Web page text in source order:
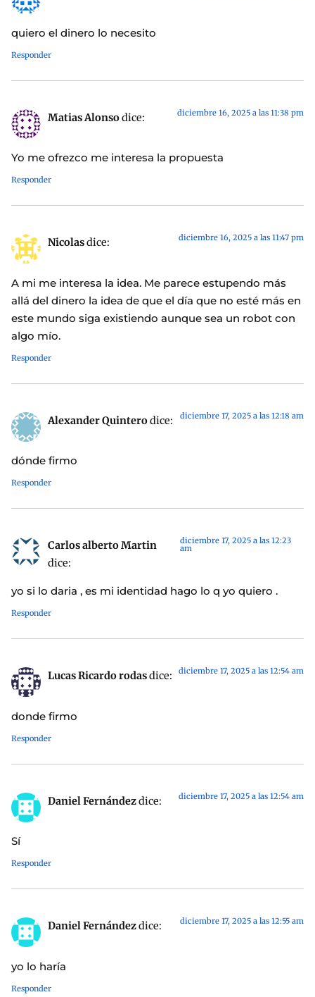
quiero el dinero lo necesito
Responder
Matias Alonsodice: diciembre 16, 2025 a las 11:38 pm
Yo me ofrezco me interesa la propuesta
Responder
Nicolasdice: diciembre 16, 2025 a las 11:47 pm
A mi me interesa la idea. Me parece estupendo más
allá del dinero la idea de que el día que no esté más en
este mundo siga existiendo aunque sea un robot con
algo mío.
Responder
Alexander Quinterodice: diciembre 17, 2025 a las 12:18 am
dónde firmo
Responder
Carlos alberto Martin
dice:
diciembre 17, 2025 a las 12:23
am
yo si lo daria , es mi identidad hago lo q yo quiero .
Responder
Lucas Ricardo rodasdice: diciembre 17, 2025 a las 12:54 am
donde firmo
Responder
Daniel Fernándezdice: diciembre 17, 2025 a las 12:54 am
Sí
Responder
Daniel Fernándezdice: diciembre 17, 2025 a las 12:55 am
yo lo haría
Responder